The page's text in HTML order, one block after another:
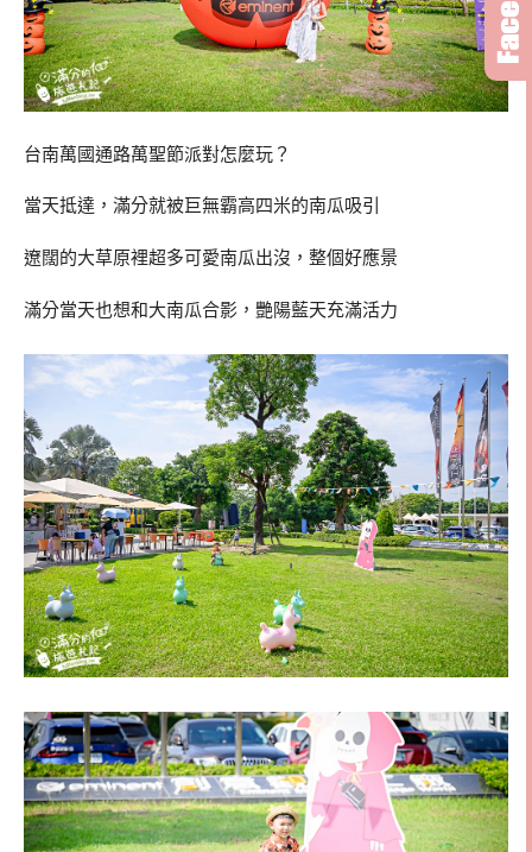
台南萬國通路萬聖節派對怎麼玩？
當天抵達，滿分就被巨無霸高四米的南瓜吸引
遼闊的大草原裡超多可愛南瓜出沒，整個好應景
滿分當天也想和大南瓜合影，艷陽藍天充滿活力